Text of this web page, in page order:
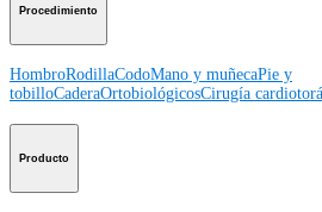
Procedimiento
HombroRodillaCodoMano y muñecaPie y
tobilloCaderaOrtobiológicosCirugía
Producto